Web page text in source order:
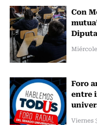
Con
Foro
entre
Viernes